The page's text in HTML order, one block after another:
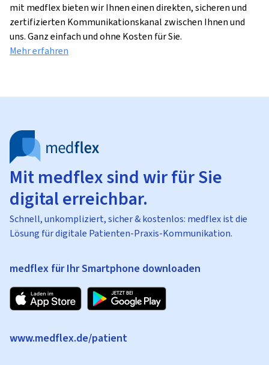
mit medflex bieten wir Ihnen einen direkten, sicheren und
zertifizierten Kommunikationskanal zwischen Ihnen und
uns. Ganz einfach und ohne Kosten für Sie.
Mehr erfahren
Mit medflex sind wir für Sie
digital erreichbar.
Schnell, unkompliziert, sicher & kostenlos: medflex ist die
Lösung für digitale Patienten-Praxis-Kommunikation.
medflex für Ihr Smartphone downloaden
www.medflex.de/patient